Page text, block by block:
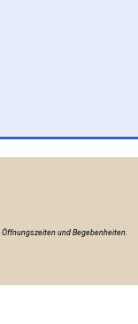
und Begebenheiten.